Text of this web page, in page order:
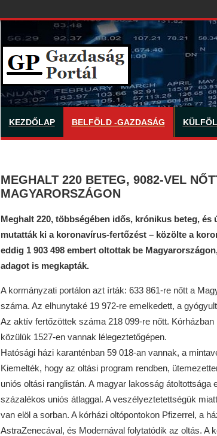
KEZDŐLAP BELFÖLD -GAZDASÁG
MEGHALT 220 BETEG, 9082-VEL
MAGYARORSZÁGON
Meghalt 220, többségében idős, krónikus beteg, és
mutatták ki a koronavírus-fertőzést – közölte a
eddig 1 903 498 embert oltottak be
adagot is megkapták.
A kormányzati portálon azt írták: 633 861-re nőtt a
száma. Az elhunytaké 19 972-re emelkedett, a
Az aktív fertőzöttek száma 218 099-re nőtt.
közülük 1527-en vannak lélegeztetőgépen.
Hatósági házi karanténban 59 018-an vannak, a
Kiemelték, hogy az oltási program rendben,
uniós oltási ranglistán. A magyar lakosság
százalékos uniós átlaggal. A veszélyeztetettségük
van elöl a sorban. A kórházi oltópontokon Pfizerrel, a
AstraZenecával, és Modernával folytatódik az oltás. A